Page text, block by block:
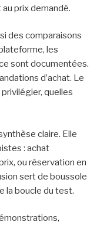
prix demandé.
des comparaisons
les
sont documentées.
d’achat. Le
quelles
claire. Elle
: achat
ou réservation en
sert de boussole
la boucle du test.